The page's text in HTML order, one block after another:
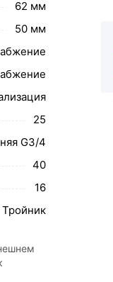
сайте.
52253425
условий
Возврат
62 мм
50 мм
25
G3/4
40
16
Тройник